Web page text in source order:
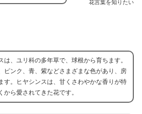
花言葉を知りたい
は、ユリ科の多年草で、球根から育ちます。
ピンク、青、紫などさまざまな色があり、房
す。ヒヤシンスは、甘くさわやかな香りが特
から愛されてきた花です。